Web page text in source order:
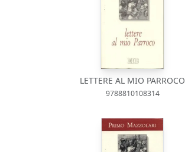
LETTERE AL MIO PARROCO
9788810108314